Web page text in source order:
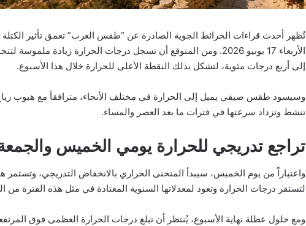
تُظهر أحدث قراءات الخرائط الجوية الصادرة عن “طقس العرب” تعمق تأثير الكتلة
الأربعاء 17 يونيو 2026. ومن المتوقع أن تسجل درجات الحرارة زيادة
إلى أربع درجات مئوية، لتشكل بذلك النقطة الأعلى للحرارة خلال هذا الأسبوع.
وسيسود طقس صيفي يميل إلى الحرارة في مختلف الأنحاء، مترافقاً مع هبوب
تنشط وتزداد سرعتها في فترات ما بعد العصر والمساء.
تراجع تدريجي للحرارة يومي الخميس
واعتباراً من يوم الخميس، سيبدأ المنحنى الحراري بالانخفاض التدريجي، وتستمر
لتستقر درجات الحرارة وتعود لمعدلاتها السنوية المعتادة في مثل هذه الفترة من
ومع حلول عطلة نهاية الأسبوع، يُنتظر أن تبلغ درجات الحرارة العظمى فوق